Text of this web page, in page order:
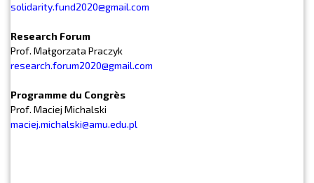
solidarity.fund2020@gmail.com
Research Forum
Prof. Małgorzata Praczyk
research.forum2020@gmail.com
Programme du Congrès
Prof. Maciej Michalski
maciej.michalski@amu.edu.pl